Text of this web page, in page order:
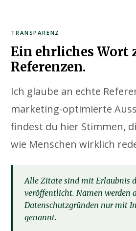
TRANSPARENZ
Ein ehrliches Wort
Referenzen.
Ich glaube an echte
marketing-optimierte
findest du hier Stimmen,
wie Menschen wirklich
Alle Zitate sind mit Erlaubnis
veröffentlicht. Namen werden
Datenschutzgründen nur mit
genannt.